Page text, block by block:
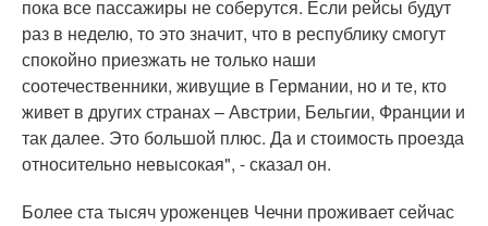
пока все пассажиры не соберутся. Если рейсы будут
раз в неделю, то это значит, что в республику смогут
спокойно приезжать не только наши
соотечественники, живущие в Германии, но и те, кто
живет в других странах – Австрии, Бельгии, Франции и
так далее. Это большой плюс. Да и стоимость проезда
относительно невысокая", - сказал он.
Более ста тысяч уроженцев Чечни проживает сейчас